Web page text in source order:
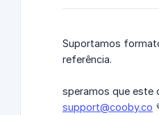
Suportamos
referência.
speramos que este
support@cooby.co